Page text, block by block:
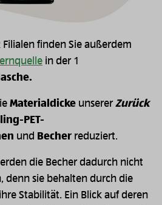
Filialen finden Sie außerdem
in der 1
Materialdicke unsererZurück
PET-
und Becher reduziert.
die Becher dadurch nicht
denn sie behalten durch die
Stabilität. Ein Blick auf deren